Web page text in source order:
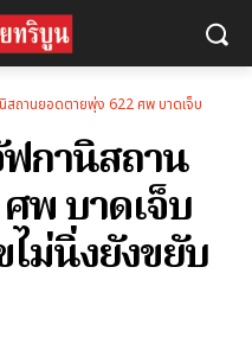
สถานยอดตายพุ่ง 622 ศพ บาดเจ็บ
กานิสถาน
พ บาดเจ็บ
ไม่นิ่งยังขยับ